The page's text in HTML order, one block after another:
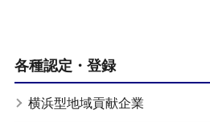
各種認定・登録
横浜型地域貢献企業